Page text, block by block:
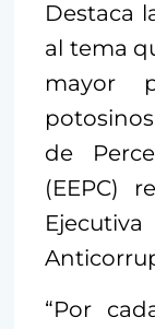
Destaca
al tema
mayor
de
(EEPC)
“Por